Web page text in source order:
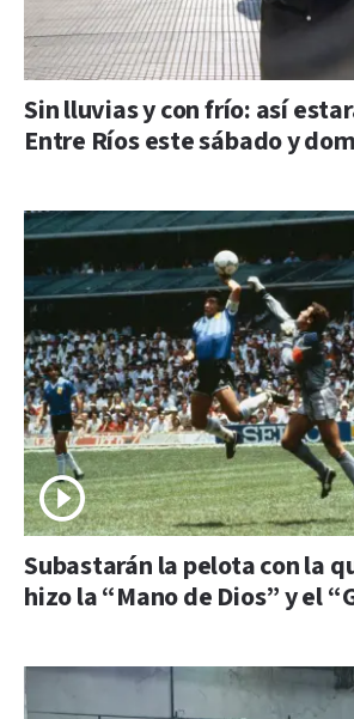
Sin lluvias y con frío: así
Entre Ríos este sábado y
Subastarán la pelota con la
hizo la “Mano de Dios” y el